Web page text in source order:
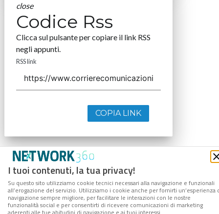
I tuoi contenuti, la tua privacy!
Su questo sito utilizziamo cookie tecnici necessari alla navigazione e funzionali
all’erogazione del servizio. Utilizziamo i cookie anche per fornirti un’esperienza
navigazione sempre migliore, per facilitare le interazioni con le nostre
funzionalità social e per consentirti di ricevere comunicazioni di marketing
close
Codice Rss
Clicca sul pulsante per copiare il link RSS
negli appunti.
RSS link
COPIA LINK